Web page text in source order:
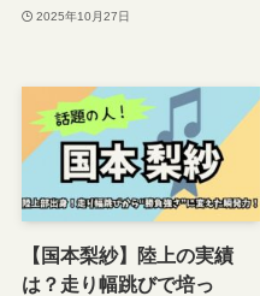
2025年10月27日
【国本梨紗】陸上の実績
は？走り幅跳びで培っ